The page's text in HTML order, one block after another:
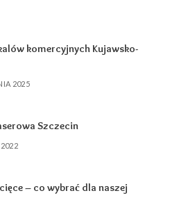
komercyjnych Kujawsko-
2025
Szczecin
– co wybrać dla naszej